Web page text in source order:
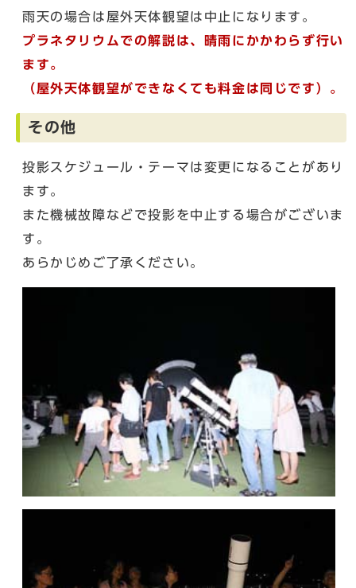
雨天の場合は屋外天体観望は中止になります。
プラネタリウムでの解説は、晴雨にかかわらず行い
ます。
（屋外天体観望ができなくても料金は同じです）。
その他
投影スケジュール・テーマは変更になることがあり
ます。
また機械故障などで投影を中止する場合がございま
す。
あらかじめご了承ください。